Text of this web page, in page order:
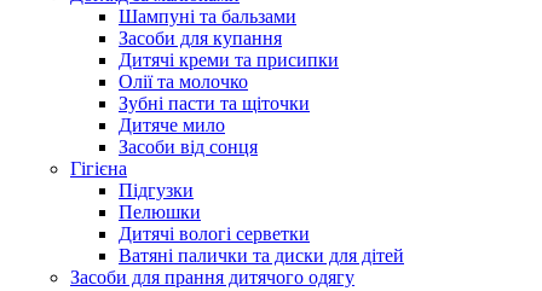
Шампуні та бальзами
Засоби для купання
Дитячі креми та присипки
Олії та молочко
Зубні пасти та щіточки
Дитяче мило
Засоби від сонця
Гігієна
Підгузки
Пелюшки
Дитячі вологі серветки
Ватяні палички та диски для дітей
Засоби для прання дитячого одягу